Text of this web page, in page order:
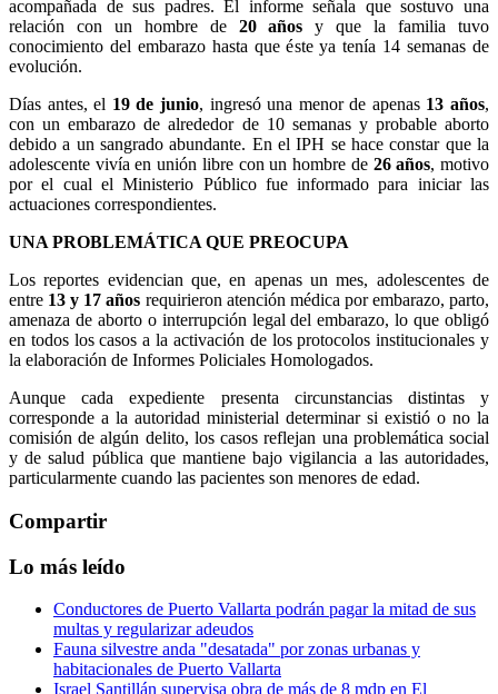
acompañada de sus padres. El informe señala que sostuvo una
relación con un hombre de 20 años y que la familia tuvo
conocimiento del embarazo hasta que éste ya tenía 14 semanas de
evolución.
Días antes, el 19 de junio, ingresó una menor de apenas 13 años,
con un embarazo de alrededor de 10 semanas y probable aborto
debido a un sangrado abundante. En el IPH se hace constar que la
adolescente vivía en unión libre con un hombre de 26 años, motivo
por el cual el Ministerio Público fue informado para iniciar las
actuaciones correspondientes.
UNA PROBLEMÁTICA QUE PREOCUPA
Los reportes evidencian que, en apenas un mes, adolescentes de
entre 13 y 17 años requirieron atención médica por embarazo, parto,
amenaza de aborto o interrupción legal del embarazo, lo que obligó
en todos los casos a la activación de los protocolos institucionales y
la elaboración de Informes Policiales Homologados.
Aunque cada expediente presenta circunstancias distintas y
corresponde a la autoridad ministerial determinar si existió o no la
comisión de algún delito, los casos reflejan una problemática social
y de salud pública que mantiene bajo vigilancia a las autoridades,
particularmente cuando las pacientes son menores de edad.
Compartir
Lo más leído
Conductores de Puerto Vallarta podrán pagar la mitad de sus
multas y regularizar adeudos
Fauna silvestre anda "desatada" por zonas urbanas y
habitacionales de Puerto Vallarta
Israel Santillán supervisa obra de más de 8 mdp en El